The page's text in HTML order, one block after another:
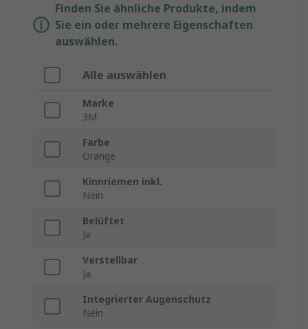
Finden Sie ähnliche Produkte, indem
Sie ein oder mehrere Eigenschaften
auswählen.
Alle auswählen
Marke
3M
Farbe
Orange
Kinnriemen inkl.
Nein
Belüftet
Ja
Verstellbar
Ja
Integrierter Augenschutz
Nein